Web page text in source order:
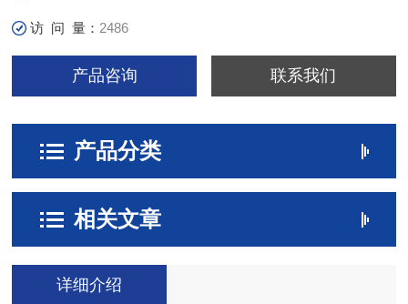
访 问 量： 2486
产品咨询 联系我们
产品分类
相关文章
详细介绍